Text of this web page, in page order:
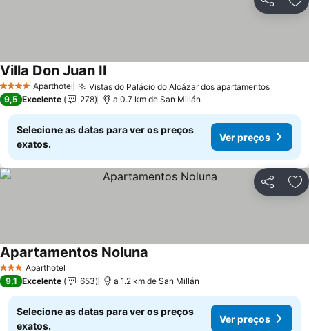
Partilhar
4 EstrelasAparthotel Vistas do Palácio do Alcázar dos apartamentos
Villa Don Juan II
9,5 Excelente 278 a 0.7 km de San Millán
Selecione as datas para ver os preços
exatos.
Ver preços
Partilhar
3 EstrelasAparthotel
Apartamentos Noluna
9,1 Excelente 653 a 1.2 km de San Millán
Selecione as datas para ver os preços
exatos.
Ver preços